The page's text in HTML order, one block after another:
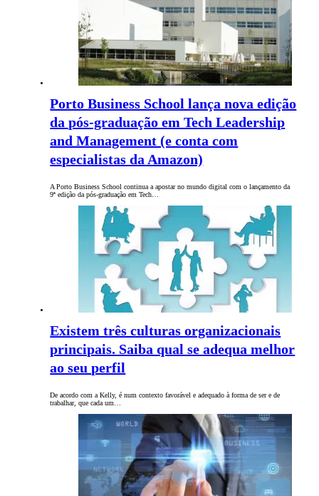
Porto Business School lança nova edição
da pós-graduação em Tech Leadership
and Management (e conta com
especialistas da Amazon)
A Porto Business School continua a apostar no mundo digital com o lançamento da
9ª edição da pós-graduação em Tech…
Existem três culturas organizacionais
principais. Saiba qual se adequa melhor
ao seu perfil
De acordo com a Kelly, é num contexto favorável e adequado à forma de ser e de
trabalhar, que cada um…